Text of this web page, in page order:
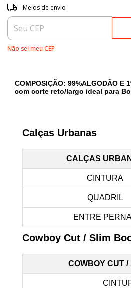
Entregas para o CEP:
Meios de envio
Não sei meu CEP
COMPOSIÇÃO: 99%ALGODÃO E
com corte reto/largo ideal para
Guia de medidas SELF
Calças Urbanas
CALÇAS
CINTURA
QUADRIL
ENTRE
Cowboy Cut / Slim
COWBOY CUT /